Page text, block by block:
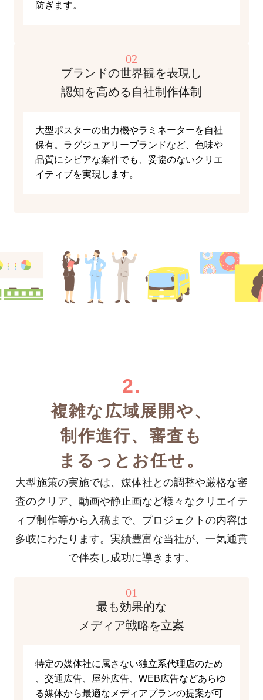
防ぎます。
02
ブランドの世界観を表現し
認知を高める自社制作体制
大型ポスターの出力機やラミネーターを自社
保有。ラグジュアリーブランドなど、色味や
品質にシビアな案件でも、妥協のないクリエ
イティブを実現します。
2.
複雑な広域展開や、
制作進行、 審査も
まるっとお任せ。
大型施策の実施では、媒体社との調整や厳格な審
査のクリア、動画や静止画など様々なクリエイテ
ィブ制作等から入稿まで、プロジェクトの内容は
多岐にわたります。 実績豊富な当社が、一気通貫
で伴奏し成功に導きます。
01
最も効果的な
メディア戦略を立案
特定の媒体社に属さない独立系代理店のため
、交通広告、屋外広告、WEB広告などあらゆ
る媒体から最適なメディアプランの提案が可